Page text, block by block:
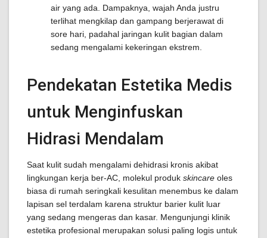
air yang ada. Dampaknya, wajah Anda justru
terlihat mengkilap dan gampang berjerawat di
sore hari, padahal jaringan kulit bagian dalam
sedang mengalami kekeringan ekstrem.
Pendekatan Estetika Medis
untuk Menginfuskan
Hidrasi Mendalam
Saat kulit sudah mengalami dehidrasi kronis akibat
lingkungan kerja ber-AC, molekul produk skincare oles
biasa di rumah seringkali kesulitan menembus ke dalam
lapisan sel terdalam karena struktur barier kulit luar
yang sedang mengeras dan kasar. Mengunjungi klinik
estetika profesional merupakan solusi paling logis untuk